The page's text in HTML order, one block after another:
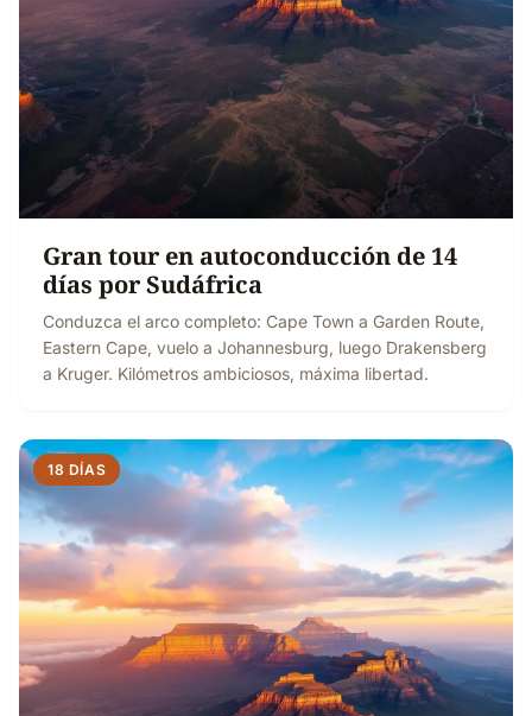
Gran tour en autoconducción de 14
días por Sudáfrica
Conduzca el arco completo: Cape Town a Garden Route,
Eastern Cape, vuelo a Johannesburg, luego Drakensberg
a Kruger. Kilómetros ambiciosos, máxima libertad.
18 DÍAS